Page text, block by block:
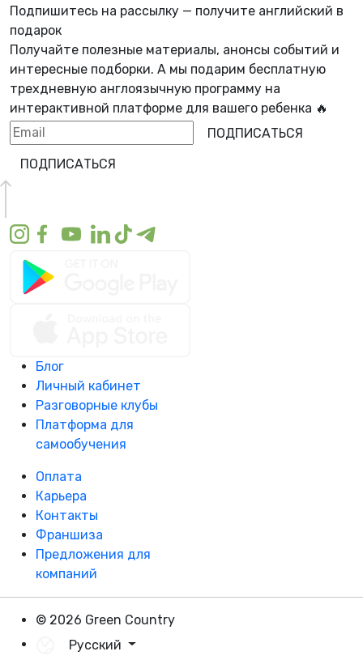
Подпишитесь на рассылку — получите английский в
подарок
Получайте полезные материалы, анонсы событий и
интересные подборки. А мы подарим бесплатную
трехдневную англоязычную программу на
интерактивной платформе для вашего ребенка 🔥
ПОДПИСАТЬСЯ
ПОДПИСАТЬСЯ
Блог
Личный кабинет
Разговорные клубы
Платформа для
самообучения
Оплата
Карьера
Контакты
Франшиза
Предложения для
компаний
© 2026 Green Country
Русский